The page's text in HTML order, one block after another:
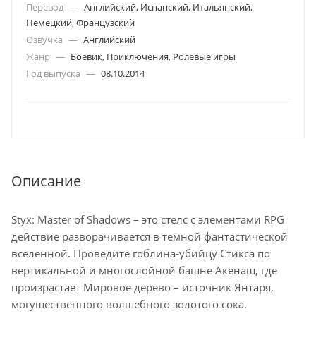
Перевод — Английский, Испанский, Итальянский,
Немецкий, Французский
Озвучка — Английский
Жанр — Боевик, Приключения, Ролевые игры
Год выпуска — 08.10.2014
Описание
Styx: Master of Shadows – это стелс с элементами RPG
действие разворачивается в темной фантастической
вселенной. Проведите гоблина-убийцу Стикса по
вертикальной и многослойной башне Акенаш, где
произрастает Мировое дерево – источник Янтаря,
могущественного волшебного золотого сока.